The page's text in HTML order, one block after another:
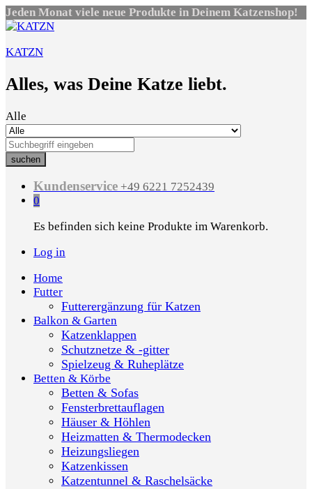
Jeden Monat viele neue Produkte in Deinem Katzenshop!
KATZN
Alles, was Deine Katze liebt.
Alle
suchen
Kundenservice +49 6221 7252439
0
Es befinden sich keine Produkte im Warenkorb.
Log in
Home
Futter
Futterergänzung für Katzen
Balkon & Garten
Katzenklappen
Schutznetze & -gitter
Spielzeug & Ruheplätze
Betten & Körbe
Betten & Sofas
Fensterbrettauflagen
Häuser & Höhlen
Heizmatten & Thermodecken
Heizungsliegen
Katzenkissen
Katzentunnel & Raschelsäcke